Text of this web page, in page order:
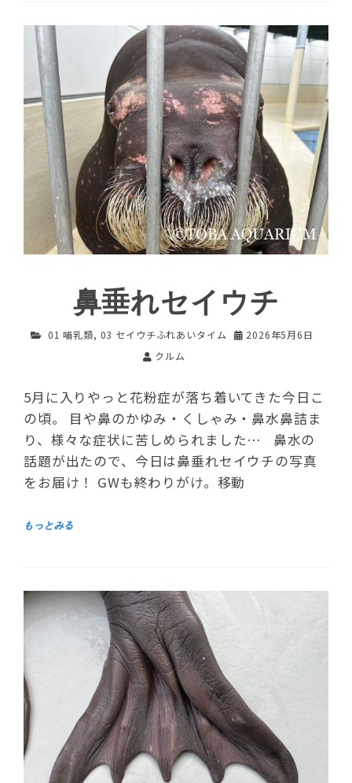
鼻垂れセイウチ
01 哺乳類, 03 セイウチふれあいタイム
2026年5月6日
クルム
5月に入りやっと花粉症が落ち着いてきた今日こ
の頃。 目や鼻のかゆみ・くしゃみ・鼻水鼻詰ま
り、様々な症状に苦しめられました… 鼻水の
話題が出たので、今日は鼻垂れセイウチの写真
をお届け！ GWも終わりがけ。移動